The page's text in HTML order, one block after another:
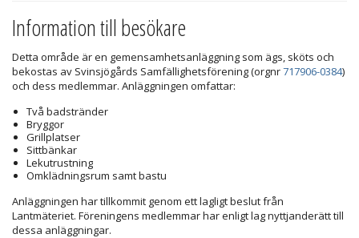
Information till besökare
Detta område är en gemensamhetsanläggning som ägs, sköts och
bekostas av Svinsjögårds Samfällighetsförening (orgnr717906-0384)
och dess medlemmar. Anläggningen omfattar:
Två badstränder
Bryggor
Grillplatser
Sittbänkar
Lekutrustning
Omklädningsrum samt bastu
Anläggningen har tillkommit genom ett lagligt beslut från
Lantmäteriet. Föreningens medlemmar har enligt lag nyttjanderätt till
dessa anläggningar.